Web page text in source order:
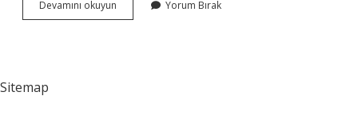
Devamını okuyun Konuşmanın
Temel
Yorum Bırak
Sitemap